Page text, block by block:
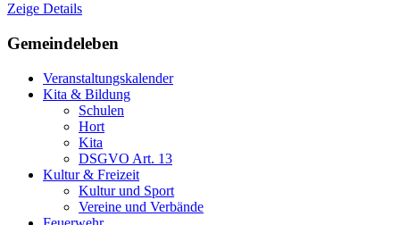
Zeige Details
Gemeindeleben
Veranstaltungskalender
Kita & Bildung
Schulen
Hort
Kita
DSGVO Art. 13
Kultur & Freizeit
Kultur und Sport
Vereine und Verbände